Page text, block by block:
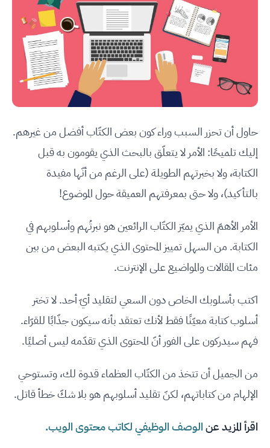
حاول أن تحزر السبب وراء كون بعض الكتّاب أفضل من غيرهم.
إليك تلميحًا: الأمر لا يتعلّق بالبحث الذي يقومون به قبل
الكتابة، ولا بخبرتهم الطويلة (على الرغم من أنّها مفيدة
بالتأكيد)، ولا حتى بمعرفتهم العميقة حول الموضوع!
الأمر الأهمّ الذي يميّز الكتّاب الرائعين هو نبرتُهم وأسلوبهم في
الكتابة. من السهل تمييز المحتوى الذي يكتبه البعض من بين
مئات المقالات والمواضيع على الإنترنت.
اكتب بأسلوبك الخاص دون السعي لتقليد أيّ أحد. لا تختر
أسلوب كتابة معيّنًا فقط لأنك تعتقد بأنه سيكون جذّابًا للقرّاء.
فهم سيدركون على الفور أنّ المحتوى الذي تقدّمه ليس أصليًا.
من الجميل أن تتخذ من الكتّاب العظماء قدوة لك، وتستوحي
الإلهام من كتاباتهم، لكنّ تقليد أسلوبهم هو بلا شكّ خطأ قاتل.
اقرأ المزيد عنالوصف الوظيفي لكاتب محتوى الويب.